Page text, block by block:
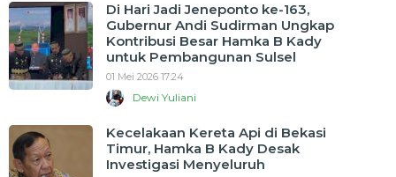
Di Hari Jadi Jeneponto ke-163,
Gubernur Andi Sudirman Ungkap
Kontribusi Besar Hamka B Kady
untuk Pembangunan Sulsel
01 Mei 2026 17:24
Dewi Yuliani
Kecelakaan Kereta Api di Bekasi
Timur, Hamka B Kady Desak
Investigasi Menyeluruh